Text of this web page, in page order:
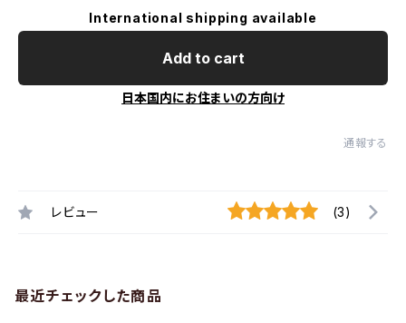
International shipping available
Add to cart
日本国内にお住まいの方向け
通報する
レビュー (3)
最近チェックした商品